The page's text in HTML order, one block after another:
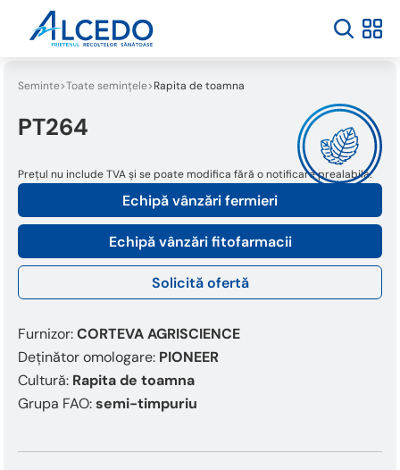
Seminte Toate semințele Rapita de toamna
PT264
Echipă vânzări fermieri
Echipă vânzări fitofarmacii
Solicită ofertă
Prețul nu include TVA și se poate modifica fără o notificare prealabilă.
Furnizor:CORTEVA AGRISCIENCE
Deținător omologare: PIONEER
Cultură: Rapita de toamna
Grupa FAO:semi-timpuriu